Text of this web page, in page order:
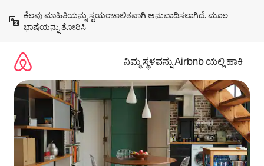
ಹೋಗಿ
ಕೆಲವು ಮಾಹಿತಿಯನ್ನು ಸ್ವಯಂಚಾಲಿತವಾಗಿ ಅನುವಾದಿಸಲಾಗಿದೆ. ಮೂಲ
ಭಾಷೆಯನ್ನು ತೋರಿಸಿ
ನಿಮ್ಮ ಸ್ಥಳವನ್ನು Airbnb ಯಲ್ಲಿ ಹಾಕಿ